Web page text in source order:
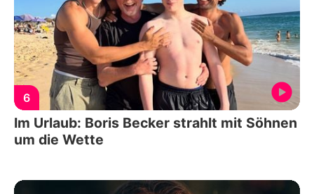
6
Im Urlaub: Boris Becker strahlt mit Söhnen
um die Wette